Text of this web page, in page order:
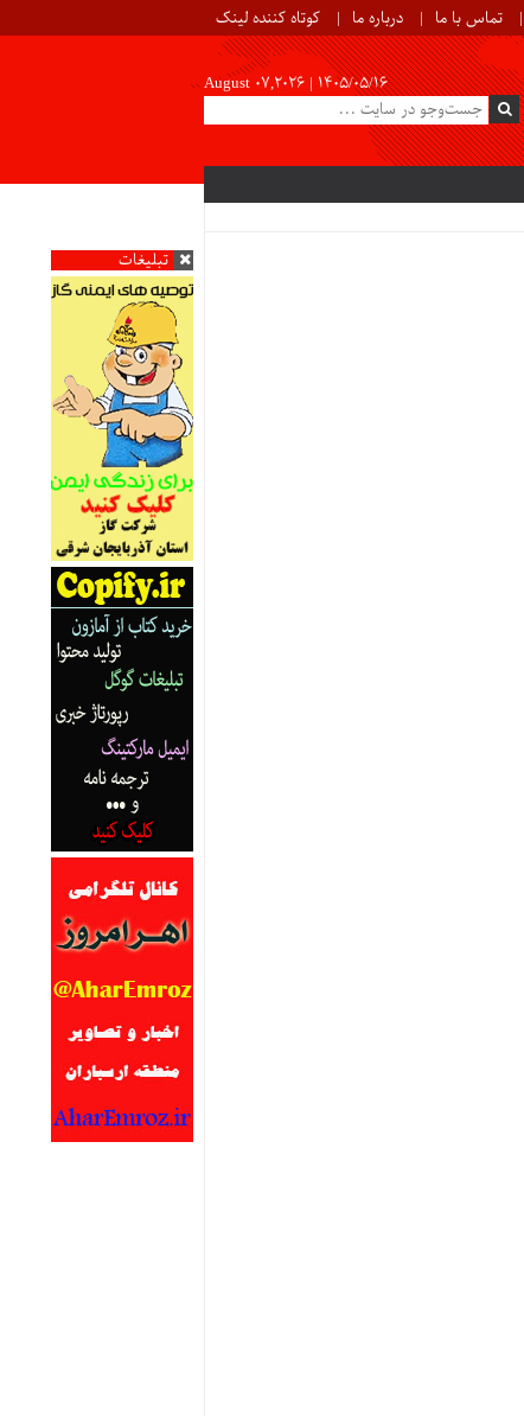
تماس با ما درباره ما کوتاه کننده لینک
August 07,2026 | ۱۴۰۵/۰۵/۱۶
تبلیغات